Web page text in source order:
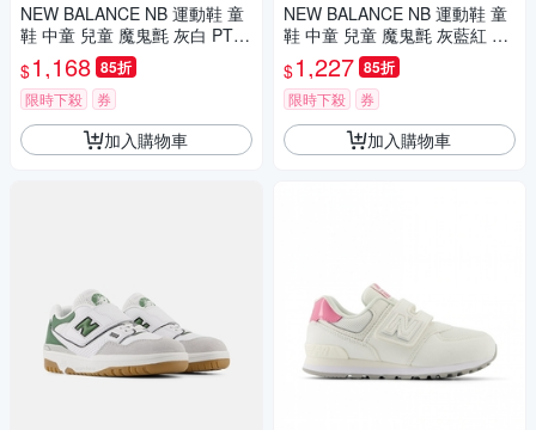
NEW BALANCE NB 運動鞋 童
鞋 中童 兒童 魔鬼氈 灰白 PT62
5ED-W楦
$1,168 85折
限時下殺 券
加入購物車
NEW BALANCE NB 運動鞋 童
鞋 中童 兒童 魔鬼氈 灰藍紅 PT
FCYAM-W楦
$1,227 85折
限時下殺 券
加入購物車